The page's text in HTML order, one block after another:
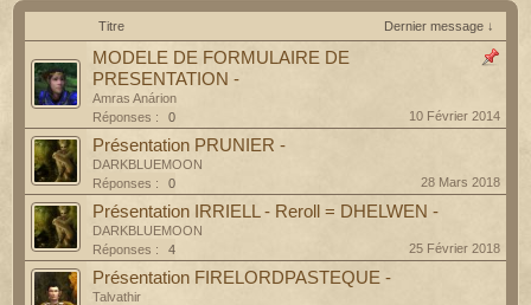
Titre Dernier message ↓
MODELE DE FORMULAIRE DE
PRESENTATION -
Amras Anárion
Réponses :
0 10 Février 2014
Présentation PRUNIER -
DARKBLUEMOON
Réponses :
0 28 Mars 2018
Présentation IRRIELL - Reroll = DHELWEN -
DARKBLUEMOON
Réponses :
4 25 Février 2018
Présentation FIRELORDPASTEQUE -
Talvathir